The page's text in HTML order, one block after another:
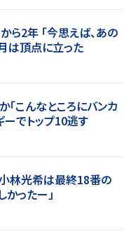
ら2年 「今思えば、あの
は頂点に立った
「こんなところにバンカ
ーでトップ10逃す
林光希は最終18番の
ったー」